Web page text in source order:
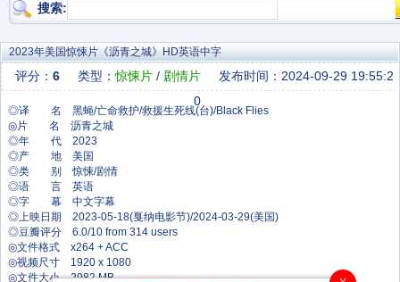
搜索:
2023年美国惊悚片《沥青之城》HD英语中字
评分： 6 类型：惊悚片 / 剧情片
发布时间：2024-09-29 19:55:2
0
◎译 名 黑蝇/亡命救护/救援生死线(台)/Black Flies
◎片 名 沥青之城
◎年 代 2023
◎产 地 美国
◎类 别 惊悚/剧情
◎语 言 英语
◎字 幕 中文字幕
◎上映日期 2023-05-18(戛纳电影节)/2024-03-29(美国)
◎豆瓣评分 6.0/10 from 314 users
◎文件格式 x264 + ACC
◎视频尺寸 1920 x 1080
◎文件大小 2982 MB